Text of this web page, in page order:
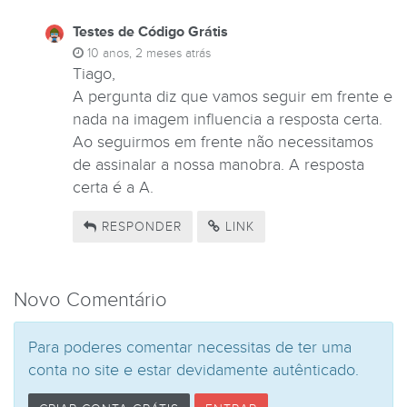
Testes de Código Grátis
10 anos, 2 meses atrás
Tiago,
A pergunta diz que vamos seguir em frente e
nada na imagem influencia a resposta certa.
Ao seguirmos em frente não necessitamos
de assinalar a nossa manobra. A resposta
certa é a A.
RESPONDER LINK
Novo Comentário
Para poderes comentar necessitas de ter uma
conta no site e estar devidamente autênticado.